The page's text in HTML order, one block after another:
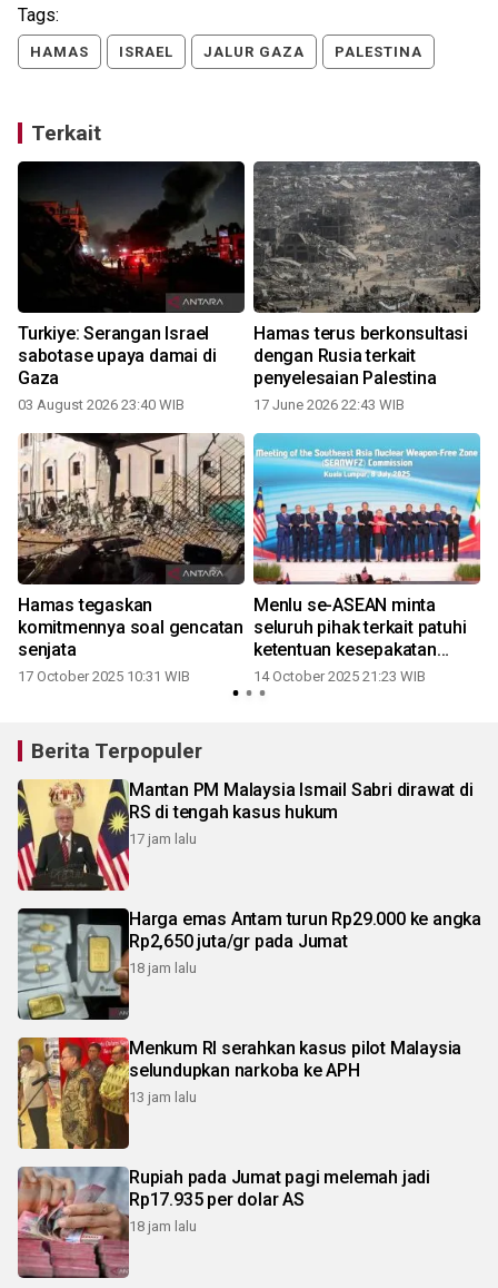
Tags:
HAMAS ISRAEL JALUR GAZA PALESTINA
Terkait
Turkiye: Serangan Israel
sabotase upaya damai di
Gaza
03 August 2026 23:40 WIB
Hamas terus berkonsultasi
dengan Rusia terkait
penyelesaian Palestina
17 June 2026 22:43 WIB
Hamas tegaskan
komitmennya soal gencatan
senjata
17 October 2025 10:31 WIB
Menlu se-ASEAN minta
seluruh pihak terkait patuhi
ketentuan kesepakatan
damai Gaza
14 October 2025 21:23 WIB
Berita Terpopuler
Mantan PM Malaysia Ismail Sabri dirawat di
RS di tengah kasus hukum
17 jam lalu
Harga emas Antam turun Rp29.000 ke angka
Rp2,650 juta/gr pada Jumat
18 jam lalu
Menkum RI serahkan kasus pilot Malaysia
selundupkan narkoba ke APH
13 jam lalu
Rupiah pada Jumat pagi melemah jadi
Rp17.935 per dolar AS
18 jam lalu